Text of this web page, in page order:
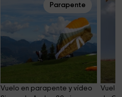
Parapente
Vuelo en parapente y vídeo
Vuelo